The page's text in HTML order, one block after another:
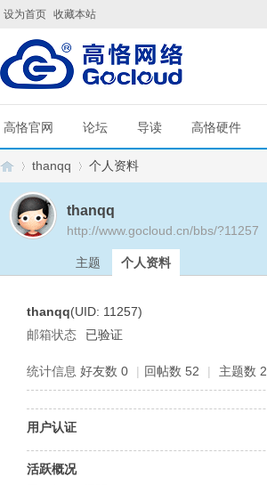
设为首页 收藏本站
高恪官网 论坛 导读 高恪硬件
thanqq 个人资料
thanqq
http://www.gocloud.cn/bbs/?11257
主题 个人资料
thanqq(UID: 11257)
邮箱状态
已验证
统计信息 好友数 0 | 回帖数 52 | 主题数 2
用户认证
活跃概况